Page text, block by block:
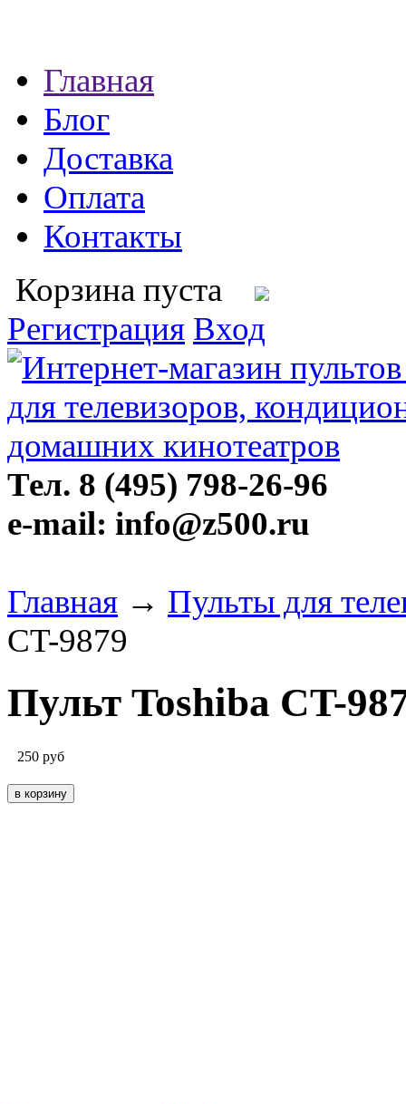
Главная
Блог
Доставка
Оплата
Контакты
Корзина пуста
Регистрация Вход
Тел. 8 (495) 798-26-96
e-mail: info@z500.ru
Главная → Пульты для
CT-9879
Пульт Toshiba CT-
250 руб